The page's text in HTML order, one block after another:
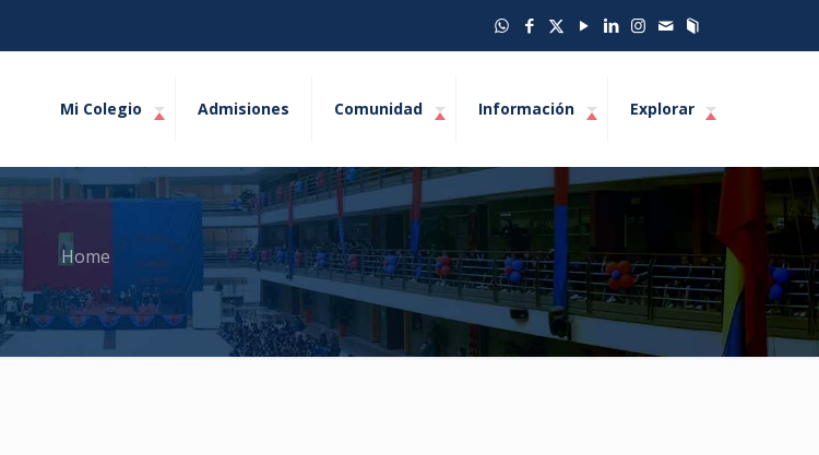
Mi Colegio Admisiones Comunidad Información Explorar
Home